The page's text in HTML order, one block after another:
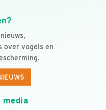
over vogels en